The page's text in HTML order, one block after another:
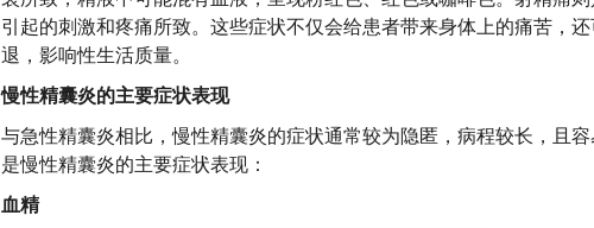
引起的刺激和疼痛所致。这些症状不仅会给患者带来身体上的痛苦，
退，影响性生活质量。
慢性精囊炎的主要症状表现
与急性精囊炎相比，慢性精囊炎的症状通常较为隐匿，病程较长，且
是慢性精囊炎的主要症状表现：
血精